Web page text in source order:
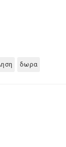
δωρα